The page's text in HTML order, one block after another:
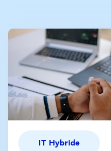
IT Hybride